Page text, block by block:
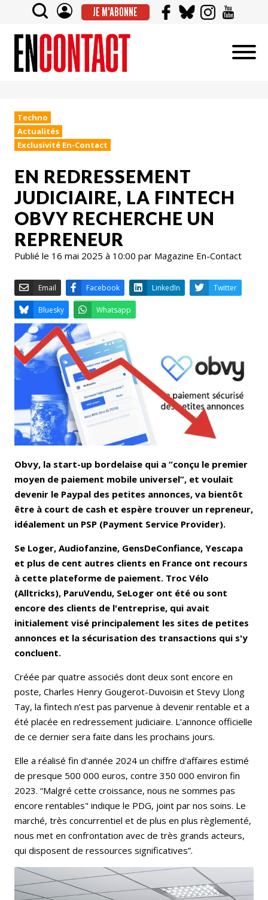
JE M'ABONNE
Techno
Actualités
Exclusivité En-Contact
EN REDRESSEMENT
JUDICIAIRE, LA FINTECH
OBVY RECHERCHE UN
REPRENEUR
Publié le 16 mai 2025 à 10:00 par Magazine En-Contact
Email Facebook LinkedIn
Bluesky Whatsapp
Obvy, la start-up bordelaise qui a “conçu le premier
moyen de paiement mobile universel”, et voulait
devenir le Paypal des petites annonces, va bientôt
être à court de cash et espère trouver un repreneur,
idéalement un PSP (Payment Service Provider).
Se Loger, Audiofanzine, GensDeConfiance, Yescapa
et plus de cent autres clients en France ont recours
à cette plateforme de paiement. Troc Vélo
(Alltricks), ParuVendu, SeLoger ont été ou sont
encore des clients de l'entreprise, qui avait
initialement visé principalement les sites de petites
annonces et la sécurisation des transactions qui s'y
concluent.
Créée par quatre associés dont deux sont encore en
poste, Charles Henry Gougerot-Duvoisin et Stevy Llong
Tay, la fintech n’est pas parvenue à devenir rentable et a
été placée en redressement judiciaire. L'annonce officielle
de ce dernier sera faite dans les prochains jours.
Elle a réalisé fin d'année 2024 un chiffre d'affaires estimé
de presque 500 000 euros, contre 350 000 environ fin
2023. “Malgré cette croissance, nous ne sommes pas
encore rentables" indique le PDG, joint par nos soins. Le
marché, très concurrentiel et de plus en plus règlementé,
nous met en confrontation avec de très grands acteurs,
qui disposent de ressources significatives”.